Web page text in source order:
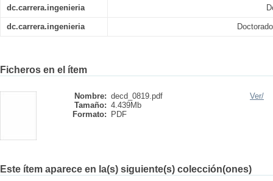
dc.carrera.ingenieria
dc.carrera.ingenieria
Ficheros en el ítem
Nombre: decd_0819.pdf
Tamaño: 4.439Mb
Formato:
PDF
Ver/
Este ítem aparece en la(s) siguiente(s) colección(ones)